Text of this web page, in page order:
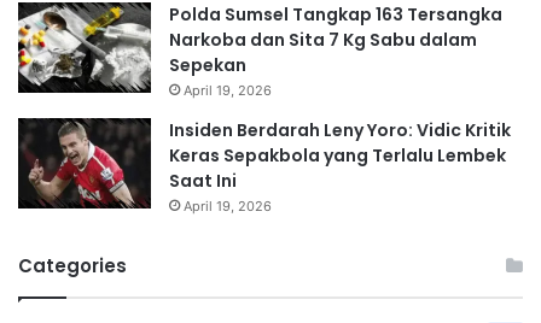
Polda Sumsel Tangkap 163 Tersangka
Narkoba dan Sita 7 Kg Sabu dalam
Sepekan
April 19, 2026
Insiden Berdarah Leny Yoro: Vidic Kritik
Keras Sepakbola yang Terlalu Lembek
Saat Ini
April 19, 2026
Categories